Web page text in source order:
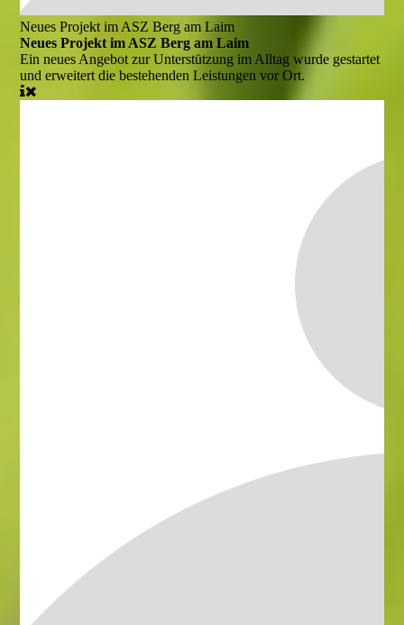
Neues Projekt im ASZ Berg am Laim
Neues Projekt im ASZ Berg am Laim
Ein neues Angebot zur Unterstützung im Alltag wurde gestartet
und erweitert die bestehenden Leistungen vor Ort.